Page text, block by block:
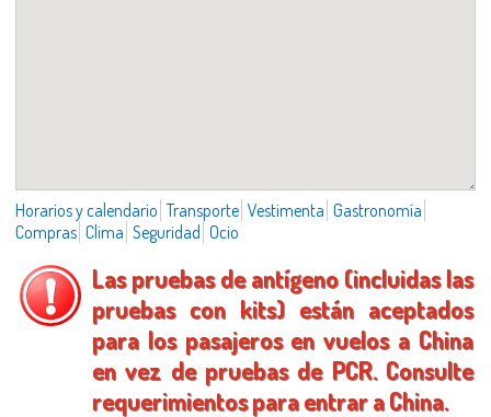
Horarios y calendario Transporte Vestimenta Gastronomía
Compras Clima Seguridad Ocio
Las pruebas de antígeno (incluidas las
pruebas con kits) están aceptados
para los pasajeros en vuelos a China
en vez de pruebas de PCR. Consulte
requerimientos para entrar a China.